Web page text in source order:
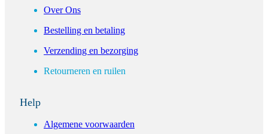
Over Ons
Bestelling en betaling
Verzending en bezorging
Retourneren en ruilen
Help
Algemene voorwaarden